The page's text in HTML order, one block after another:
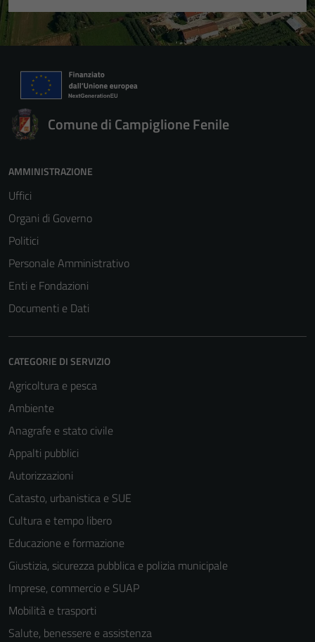
Comune di Campiglione Fenile
AMMINISTRAZIONE
Uffici
Organi di Governo
Politici
Personale Amministrativo
Enti e Fondazioni
Documenti e Dati
CATEGORIE DI SERVIZIO
Agricoltura e pesca
Ambiente
Anagrafe e stato civile
Appalti pubblici
Autorizzazioni
Catasto, urbanistica e SUE
Cultura e tempo libero
Educazione e formazione
Giustizia, sicurezza pubblica e polizia municipale
Imprese, commercio e SUAP
Mobilità e trasporti
Salute, benessere e assistenza